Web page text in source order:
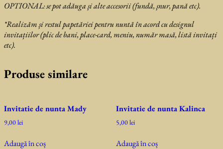
OPTIONAL: sepot adăuga și alte accesorii (fundă, șnur, pană etc).
*Realizăm și restul papetăriei pentru nuntă în acord cu designul
invitațiilor (plic de bani, place-card, meniu, număr masă, listă invitați
etc).
Produse similare
Invitatie de nunta Mady
9,00lei
Adaugă în coș
Invitatie de nunta Kalinca
5,00lei
Adaugă în coș